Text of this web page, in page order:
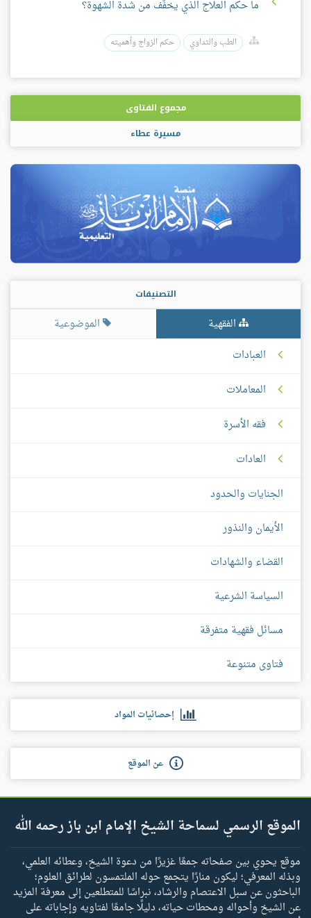
ما حكم العلاج الذي يخفّف من شدة الشهوة؟
الطب والتداوي حكم الزواج وأهميته
مجموع الفتاوى
مسيرة عطاء
التصنيفات
الفقهية
الموضوعية
العبادات
المعاملات
فقه الأسرة
العادات
الجنايات والحدود
الأيمان والنذور
القضاء والشهادات
السياسة الشرعية
مسائل فقهية متفرقة
فتاوى متنوعة
إحصائيات المواد
عن الموقع
الموقع الرسمي لسماحة الشيخ الإمام ابن باز رحمه الله
موقع يحوي بين صفحاته جمعًا غزيرًا من دعوة الشيخ، وعطائه العلمي،
وبذله المعرفي؛ ليكون منارًا يتجمع حوله الملتمسون لطرائق العلوم؛
الباحثون عن سبل الاعتصام والرشاد، نبراسًا للمتطلعين إلى معرفة المزيد
عن الشيخ وأحواله ومحطات حياته، دليلًا جامعًا لفتاويه وإجاباته على